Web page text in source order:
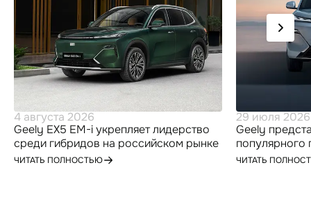
4 августа 2026
Geely EX5 EM-iукрепляет лидерство
среди гибридов на российском рынке
по итогам июля
ЧИТАТЬ ПОЛНОСТЬЮ
29 июля 2026
Geely
популярного
Geely EX5 в
ЧИТАТЬ